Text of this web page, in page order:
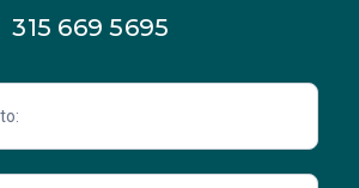
315 669 5695